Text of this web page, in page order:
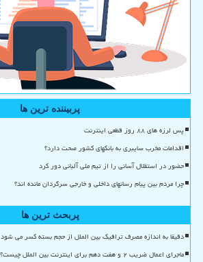
پربیننده ترین ها
پس لرزه های ۸۸ روز قطعی اینترنت
اقدامات مخرب سایبری به بانکهای کشور صحت دارد؟
حضور در استقلال آسانی را از تیم ملی آلبانی دور کرد
چرا مردم بین پیام رسانهای داخلی و خارجی سرگردان مانده اند؟
پربحث ترین ها
دقیقا به اندازه مصرف ترافیک بین الملل از حجم بسته کسر می شود
ماجرای اعمال ضریب ۲ و هفت دهم برای اینترنت بین الملل چیست؟